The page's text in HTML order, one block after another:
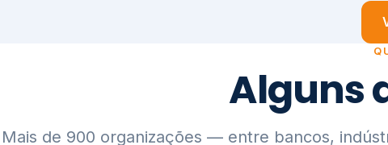
Alguns
Mais de 900 organizações — entre bancos,